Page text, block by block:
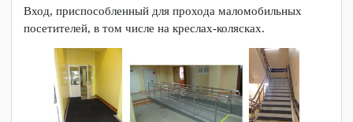
нарушением ОДА, комплекс для слабовидящих,
тактильные пиктограммы, информационные терминалы).